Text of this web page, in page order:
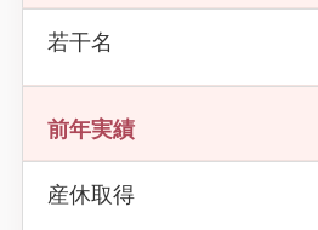
若干名
前年実績
産休取得